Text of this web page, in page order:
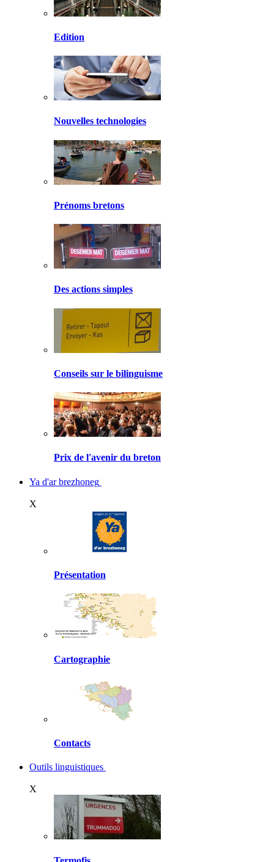
Edition
Nouvelles technologies
Prénoms bretons
Des actions simples
Conseils sur le bilinguisme
Prix de l'avenir du breton
Ya d'ar brezhoneg
X
Présentation
Cartographie
Contacts
Outils linguistiques
X